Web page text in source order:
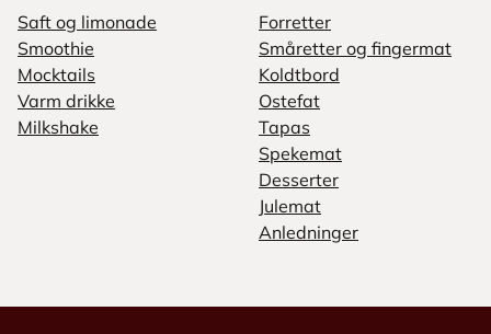
Saft og limonade
Smoothie
Mocktails
Varm drikke
Milkshake
Forretter
Småretter og fingermat
Koldtbord
Ostefat
Tapas
Spekemat
Desserter
Julemat
Anledninger